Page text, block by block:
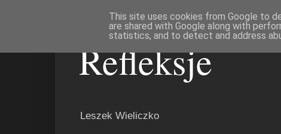
Refleksje
Leszek Wieliczko
This site uses cookies from Google to
are shared with Google along with
statistics, and to detect and address